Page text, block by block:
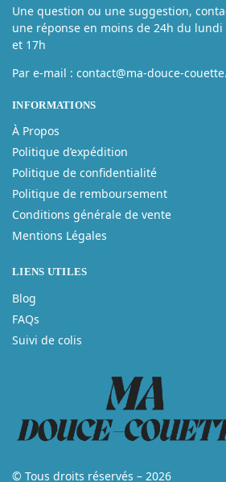
Une question ou une suggestion,
une réponse en moins de 24h du
et 17h
Par e-mail : contact@ma-douce-
INFORMATIONS
À Propos
Politique d’expédition
Politique de confidentialité
Politique de remboursement
Conditions générale de vente
Mentions Légales
LIENS UTILES
Blog
FAQs
Suivi de colis
© Tous droits réservés – 2026